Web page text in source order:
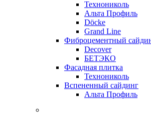
Технониколь
Альта Профиль
Döсkе
Grand Line
Фиброцементный
Decover
БЕТЭКО
Фасадная плитка
Технониколь
Вспененный сайдинг
Альта Профиль